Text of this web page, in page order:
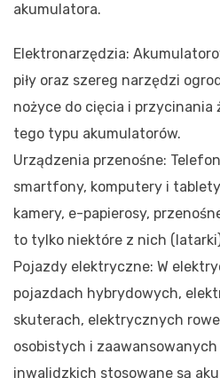
akumulatora.
Elektronarzędzia:
piły oraz szereg narzędzi
nożyce do cięcia i przycinania
tego typu akumulatorów.
Urządzenia przenośne:
smartfony, komputery i
kamery, e-papierosy,
to tylko niektóre z nich
Pojazdy elektryczne: W
pojazdach hybrydowych,
skuterach, elektrycznych
osobistych i
inwalidzkich stosowane są